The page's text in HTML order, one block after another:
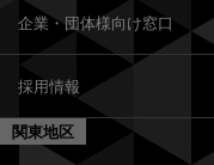
企業・団体様向け窓口
採用情報
関東地区